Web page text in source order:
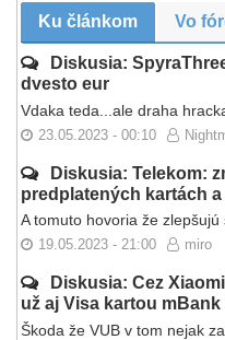
Ku článkom Vo
Diskusia:
dvesto eur
Vdaka teda...ale draha
23.05.2023 - 00:10
Diskusia: Telekom:
predplatených kartách
A tomuto hovoria že zlepšujú
19.05.2023 - 21:00 miro
Diskusia: Cez
už aj Visa kartou mBank
Škoda že VUB v tom nejak